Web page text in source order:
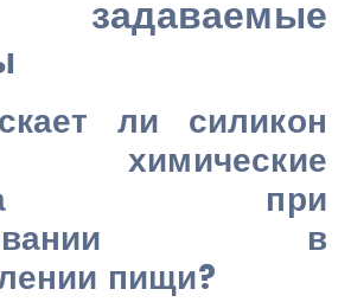
задаваемые
ли силикон
химические
при
в
пищи?